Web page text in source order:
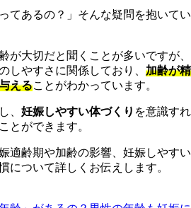
てあるの？」そんな疑問を抱いてい
が大切だと聞くことが多いですが、
しやすさに関係しており、 加齢が精
えることがわかっています。
、 妊娠しやすい体づくり を意識すれ
とができます。
適齢期や加齢の影響、妊娠しやすい
について詳しくお伝えします。